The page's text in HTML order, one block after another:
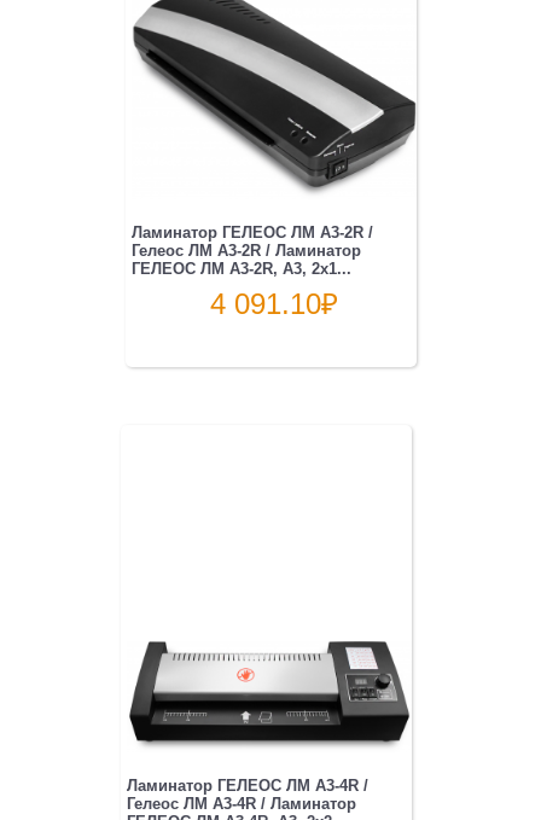
Ламинатор ГЕЛЕОС ЛМ A3-2R /
Гелеос ЛМ A3-2R / Ламинатор
ГЕЛЕОС ЛМ A3-2R, А3, 2х1...
4 091.10₽
Ламинатор ГЕЛЕОС ЛМ A3-4R /
Гелеос ЛМ A3-4R / Ламинатор